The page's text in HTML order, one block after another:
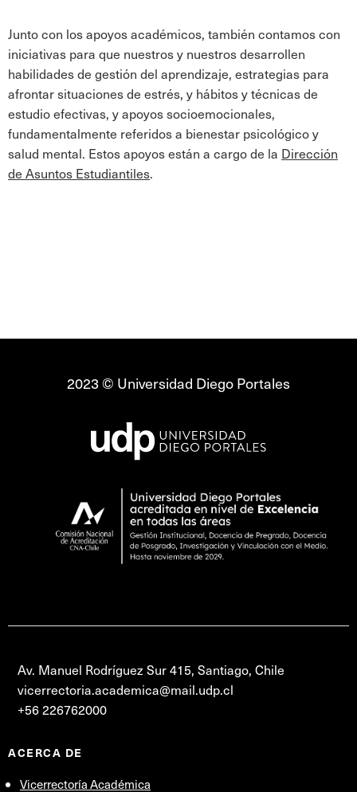
Junto con los apoyos académicos, también contamos con
iniciativas para que nuestros y nuestros desarrollen
habilidades de gestión del aprendizaje, estrategias para
afrontar situaciones de estrés, y hábitos y técnicas de
estudio efectivas, y apoyos socioemocionales,
fundamentalmente referidos a bienestar psicológico y
salud mental. Estos apoyos están a cargo de la Dirección
de Asuntos Estudiantiles.
2023 © Universidad Diego Portales
Av. Manuel Rodríguez Sur 415, Santiago, Chile
vicerrectoria.academica@mail.udp.cl
+56 226762000
ACERCA DE
Vicerrectoría Académica